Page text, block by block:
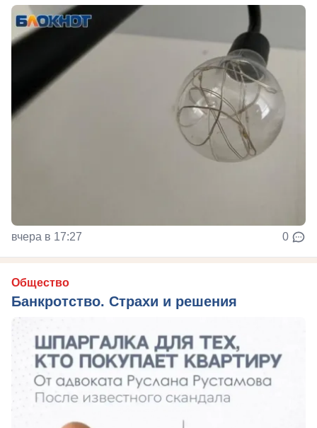
вчера в 17:27 0
Общество
Банкротство. Страхи и решения